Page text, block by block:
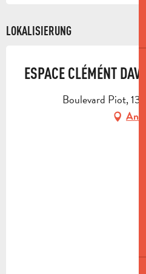
LOKALISIERUNG
ESPACE CLÉMÉNT DAVID
Boulevard Piot,